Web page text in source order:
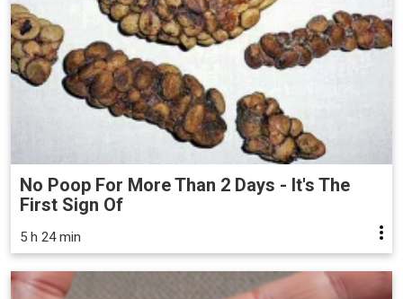
No Poop For More Than 2 Days - It's The
First Sign Of
5 h 24 min